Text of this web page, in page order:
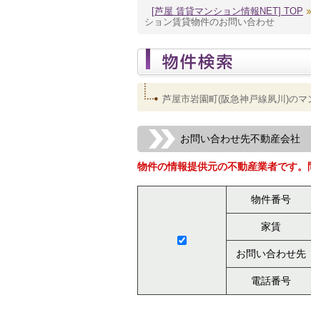
[芦屋 賃貸マンション情報NET] TOP
ション賃貸物件のお問い合わせ
芦屋市岩園町(阪急神戸線夙川)の
お問い合わせ先不動産会社
物件の情報提供元の不動産業者です。
物件番号
家賃
お問い合わせ先
電話番号